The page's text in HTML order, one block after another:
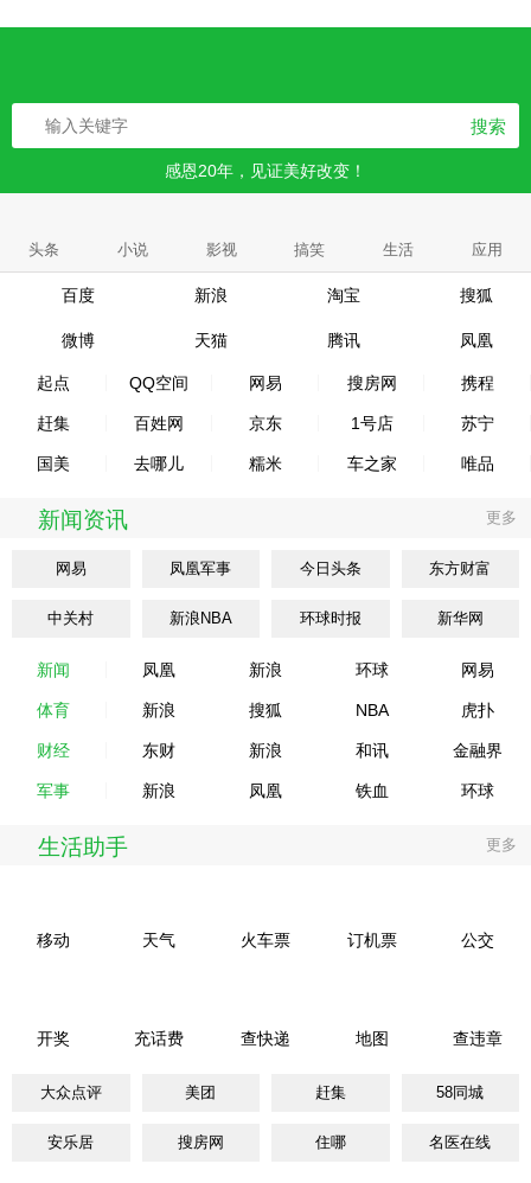
搜索
感恩20年，见证美好改变！
头条 小说 影视 搞笑 生活 应用
百度 新浪 淘宝 搜狐
微博 天猫 腾讯 凤凰
起点 QQ空间 网易 搜房网 携程
赶集 百姓网 京东 1号店 苏宁
国美 去哪儿 糯米 车之家 唯品
新闻资讯 更多
网易 凤凰军事 今日头条 东方财富
中关村 新浪NBA 环球时报 新华网
新闻 凤凰 新浪 环球 网易
体育 新浪 搜狐 NBA 虎扑
财经 东财 新浪 和讯 金融界
军事 新浪 凤凰 铁血 环球
生活助手 更多
移动 天气 火车票 订机票 公交
开奖 充话费 查快递 地图 查违章
大众点评 美团 赶集 58同城
安乐居 搜房网 住哪 名医在线